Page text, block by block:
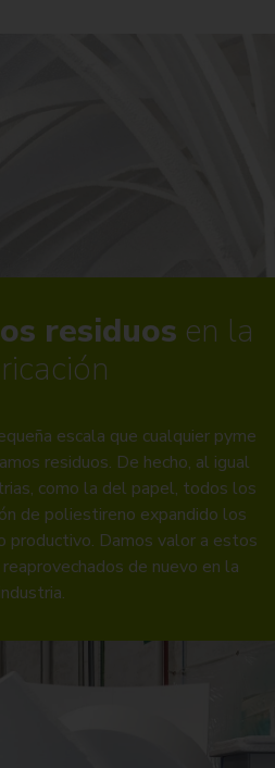
residuos en la
escala que cualquier pyme
residuos. De hecho, al igual
como la del papel, todos los
de poliestireno expandido los
productivo. Damos valor a estos
de nuevo en la
industria.